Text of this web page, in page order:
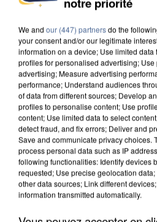
DE SOLIDARITÉ AVEC LES...
We and our (447) partnersdo the
your consent and/or our legitimate
information on a device; Use limited
profiles for personalised advertising;
advertising; Measure advertising
performance; Understand audiences
of data from different sources; Develop
profiles to personalise content; Use
content; Use limited data to select
detect fraud, and fix errors; Deliver and
Save and communicate privacy choices.
process personal data such as IP
following functionalities: Identify devices
requested; Use precise geolocation
other data sources; Link different
information transmitted automatically.